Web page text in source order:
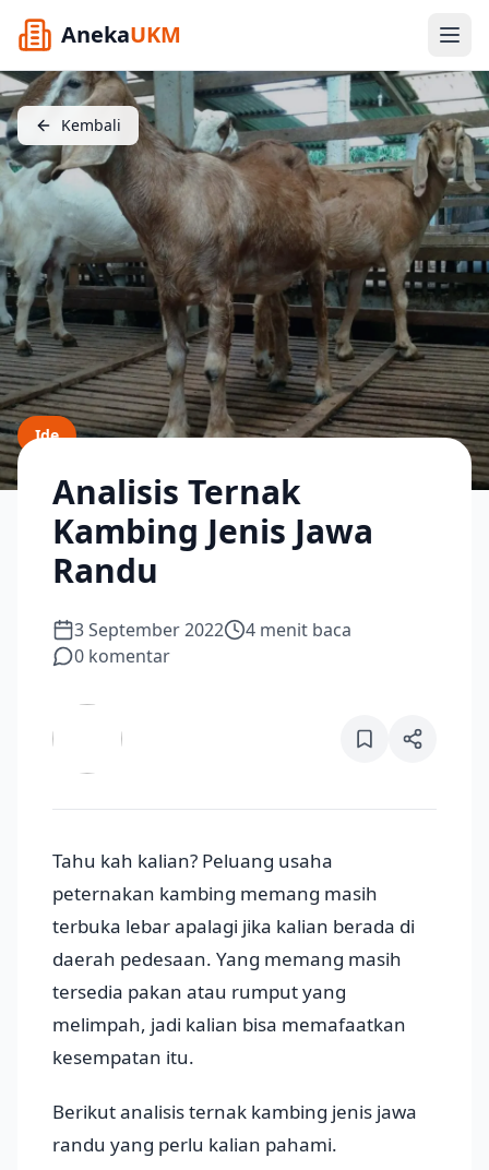
AnekaUKM
Kembali
Ide
Analisis Ternak
Kambing Jenis Jawa
Randu
3 September 2022 4 menit baca
0 komentar
Tahu kah kalian? Peluang usaha
peternakan kambing memang masih
terbuka lebar apalagi jika kalian berada di
daerah pedesaan. Yang memang masih
tersedia pakan atau rumput yang
melimpah, jadi kalian bisa memafaatkan
kesempatan itu.
Berikut analisis ternak kambing jenis jawa
randu yang perlu kalian pahami.